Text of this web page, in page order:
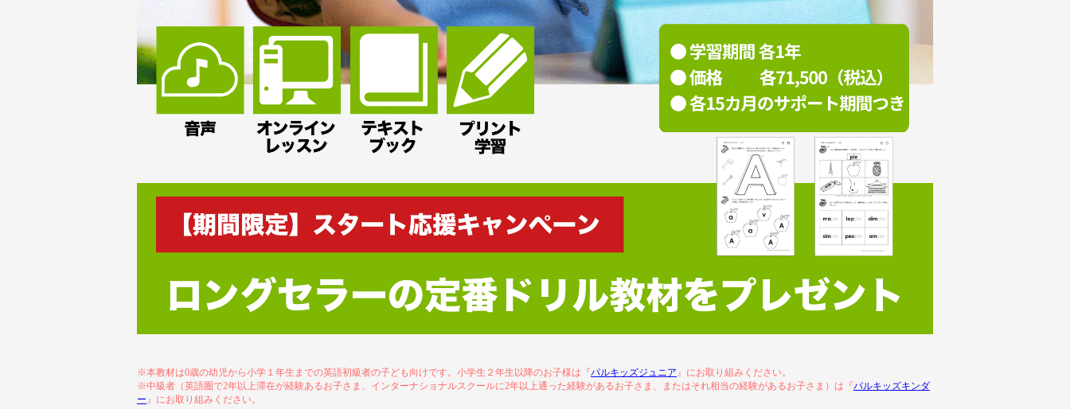
※本教材は0歳の幼児から小学１年生までの英語初級者の子ども向けです。小学生２年生以降のお子様は『パルキッズジュニア 』にお取り組みください。
※中級者（英語圏で2年以上滞在が経験あるお子さま、インターナショナルスクールに2年以上通った経験があるお子さま、またはそれ相当の経験があるお子さま）は『パルキッズキンダ
ー 』にお取り組みください。